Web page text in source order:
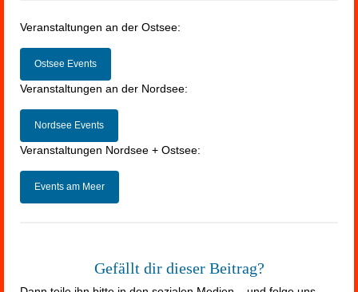
Veranstaltungen an der Ostsee:
Ostsee Events
Veranstaltungen an der Nordsee:
Nordsee Events
Veranstaltungen Nordsee + Ostsee:
Events am Meer
Gefällt dir dieser Beitrag?